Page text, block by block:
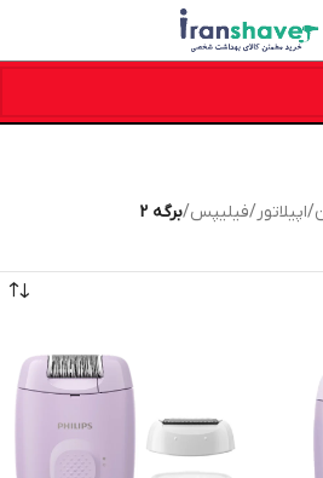
/اپیلاتور/فیلیپس/برگه 2